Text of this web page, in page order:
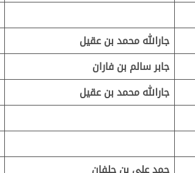
جارالله محمد بن عقيل
جابر سالم بن فاران
جارالله محمد بن عقيل